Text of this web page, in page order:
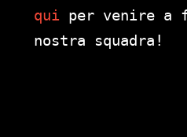
qui per venire a
nostra squadra!